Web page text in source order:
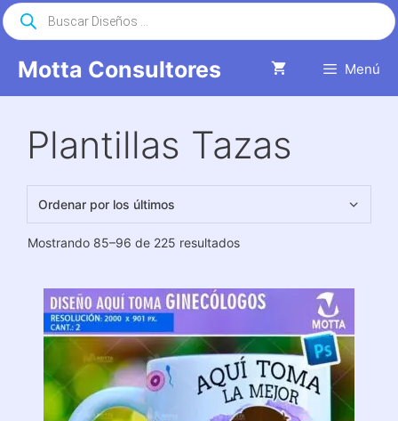
Saltar
al
Motta Consultores Menú
Búsqueda
de
productos
Plantillas Tazas
Mostrando 85–96 de 225 resultadosOrdenado
últimos